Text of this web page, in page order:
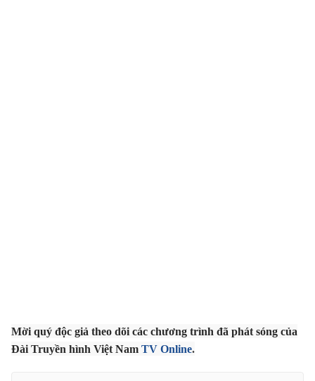
Tổng đài VTV:
024.38 355 931 - 024.38 355 932
Ðiện thoại Thời báo VTV:024.66 897 897
Mời quý độc giả theo dõi các chương trình đã phát sóng của
Đài Truyền hình Việt Nam TV Online.